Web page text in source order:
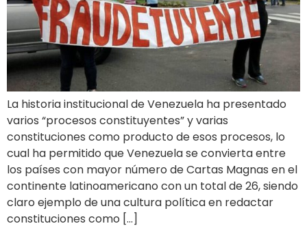
La historia institucional de Venezuela ha presentado
varios “procesos constituyentes” y varias
constituciones como producto de esos procesos, lo
cual ha permitido que Venezuela se convierta entre
los países con mayor número de Cartas Magnas en el
continente latinoamericano con un total de 26, siendo
claro ejemplo de una cultura política en redactar
constituciones como […]